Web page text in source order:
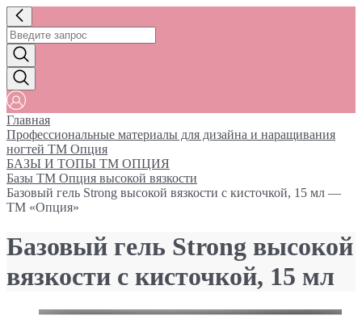
Главная
Профессиональные материалы для дизайна и наращивания
ногтей ТМ Опция
БАЗЫ И ТОПЫ ТМ ОПЦИЯ
Базы ТМ Опция высокой вязкости
Базовый гель Strong высокой вязкости с кисточкой, 15 мл —
ТМ «Опция»
Базовый гель Strong высокой
вязкости с кисточкой, 15 мл